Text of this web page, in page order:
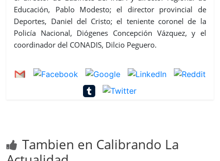
Educación, Pablo Modesto; el director provincial de
Deportes, Daniel del Cristo; el teniente coronel de la
Policía Nacional, Diógenes Concepción Vázquez, y el
coordinador del CONADIS, Dilcio Peguero.
Tambien en Calibrando La